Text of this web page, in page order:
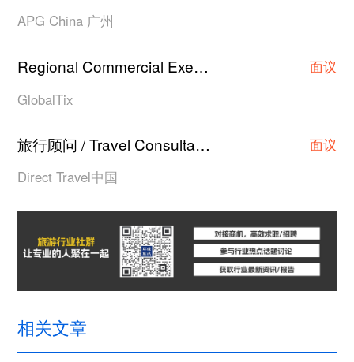
APG China 广州
Regional Commercial Executive/Asst Manager/Manager
面议
GlobalTix
旅行顾问 / Travel Consultant·
面议
Direct Travel中国
相关文章